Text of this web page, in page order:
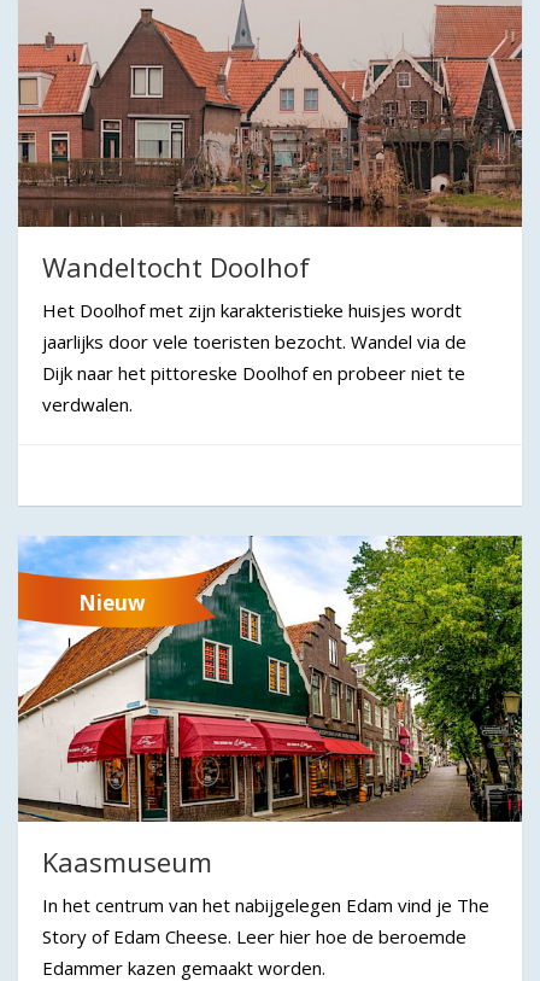
Wandeltocht Doolhof
Het Doolhof met zijn karakteristieke huisjes wordt
jaarlijks door vele toeristen bezocht. Wandel via de
Dijk naar het pittoreske Doolhof en probeer niet te
verdwalen.
Nieuw
Kaasmuseum
In het centrum van het nabijgelegen Edam vind je The
Story of Edam Cheese. Leer hier hoe de beroemde
Edammer kazen gemaakt worden.